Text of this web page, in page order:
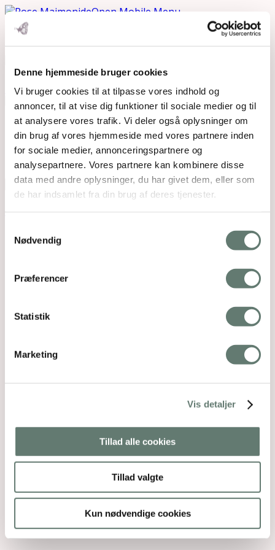
Denne hjemmeside bruger cookies
Vi bruger cookies til at tilpasse vores indhold og
annoncer, til at vise dig funktioner til sociale medier og til
at analysere vores trafik. Vi deler også oplysninger om
din brug af vores hjemmeside med vores partnere inden
for sociale medier, annonceringspartnere og
analysepartnere. Vores partnere kan kombinere disse
data med andre oplysninger, du har givet dem, eller som
de har indsamlet fra din brug af deres tjenester.
Nødvendig
Præferencer
Statistik
Marketing
Vis detaljer
Tillad alle cookies
Tillad valgte
Kun nødvendige cookies
Open Mobile Menu
Downloads:full (1124x1471)|large (782x1024)
medium (229x300) | thumbnail (150x150)
Mothering Guiding | CVR 28237618 |
rose@rosemaimonide.com |Handelsbetingelser
Copyright 2026 – Rose Maimonide. All Rights
Reserved. Webdesign byDIGITAL TALES.
Back To Top
×